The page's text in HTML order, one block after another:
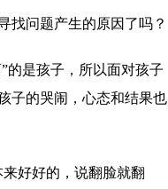
找问题产生的原因了吗？
的是孩子，所以面对孩子
子的哭闹，心态和结果也
好好的，说翻脸就翻